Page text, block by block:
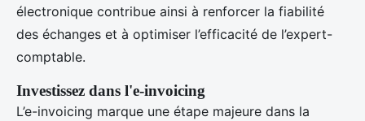
électronique contribue ainsi à renforcer la fiabilité
des échanges et à optimiser l’efficacité de l’expert-
comptable.
Investissez dans l'e-invoicing
L’e-invoicing marque une étape majeure dans la